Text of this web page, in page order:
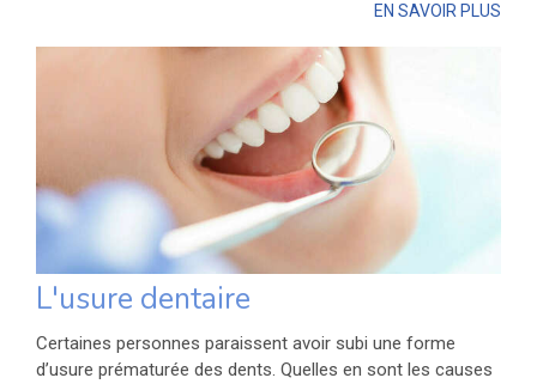
EN SAVOIR PLUS
L'usure dentaire
Certaines personnes paraissent avoir subi une forme
d’usure prématurée des dents. Quelles en sont les causes